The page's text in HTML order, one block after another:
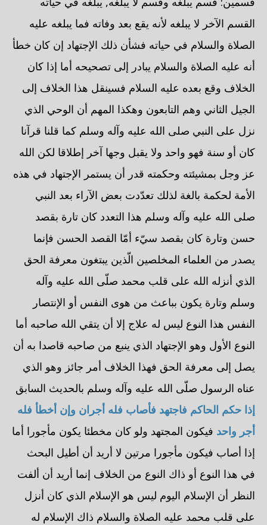
القسم الآخر لا يبلغه لأنه يقع بعد وفاته فما يبلغه عليه
الصلاة والسلام في حياته فشأن ذلك الإجتهاد إن كان خطأ
أنه عليه الصلاة والسلام يبادر إلى تصحيحه أما إذا كان
الخلاف وقع بعده عليه السلام فسينقل هذا الخلاف إلى
الجيل الثاني وهم التابعون وهكذا المهم أن الوحي الذي
نزل على النبي صلى الله عليه وآله وسلم كما قلنا قرآنا
كان أو سنة فهو واحد ولا يقبل وجها آخر إطلاقا لكن الله
عز وجل بمشيئته وحكمته قدر أن يستمر الإجتهاد في هذه
الأمة لحكمة بالغة لذلك تعدّدت بعض الآراء بعد النبي
صلى الله عليه وآله وسلم هذا التعدد كان تارة بقصد
حسن وتارة كان بقصد سيّء أمّا القصد الحسن فإنما
يصدر من العلماء المخلصين الّذين يبتغون معرفة الحق
الذي أنزله الله على قلب محمد صلّى الله عليه وآله
وسلم وتارة يكون بباعث من هوى النفس أو الإنتصار
النفس هذا النوع ليس له علاج إلا أن يتقي الله صاحبه أما
النوع الأول وهو الإجتهاد الذي ينبع من صاحبه قاصدا به أن
يصل إلى معرفة الحق فهذا الخلاف أمر جائز وهو الذي
عناه الرسول صلّى الله عليه وآله وسلم بالحديث السابق
إذا حكم الحاكم فاجتهد فأصاب فله أجران وإن أخطأ فله
أجر واحد فيكون المجتهد ولو كان مخطئا يكون مأجورا أما
إذا أصاب فيكون مأجورا مرتين لا أريد أن أطيل البحث
في هذا النوع أو ذاك النوع من الخلاف إنما أريد أن ألفت
النظر أن الإسلام اليوم ليس هو الإسلام الذي كان أنزل
على قلب محمد عليه الصلاة والسلام ذاك الإسلام له